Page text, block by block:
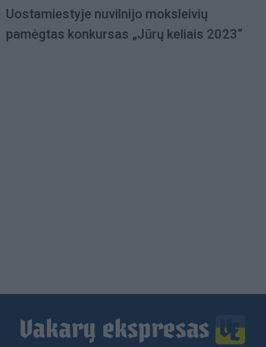
Uostamiestyje nuvilnijo moksleivių
pamėgtas konkursas „Jūrų keliais 2023“